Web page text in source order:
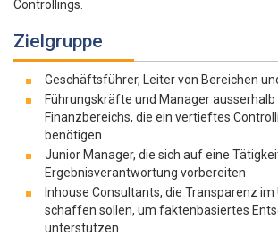
Controllings.
Zielgruppe
Geschäftsführer, Leiter von Bereichen
Führungskräfte und Manager ausserhalb
Finanzbereichs, die ein vertieftes
benötigen
Junior Manager, die sich auf eine
Ergebnisverantwortung vorbereiten
Inhouse Consultants, die Transparenz
schaffen sollen, um faktenbasiertes
unterstützen